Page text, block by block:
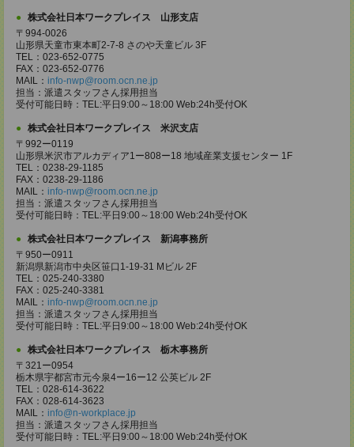
株式会社日本ワークプレイス 山形支店
〒994-0026
山形県天童市東本町2-7-8 さのや天童ビル 3F
TEL：023-652-0775
FAX：023-652-0776
MAIL： info-nwp@room.ocn.ne.jp
担当：派遣スタッフさん採用担当
受付可能日時：TEL:平日9:00～18:00 Web:24h受付OK
株式会社日本ワークプレイス 米沢支店
〒992ー0119
山形県米沢市アルカディア1ー808ー18 地域産業支援センター 1F
TEL：0238-29-1185
FAX：0238-29-1186
MAIL： info-nwp@room.ocn.ne.jp
担当：派遣スタッフさん採用担当
受付可能日時：TEL:平日9:00～18:00 Web:24h受付OK
株式会社日本ワークプレイス 新潟事務所
〒950ー0911
新潟県新潟市中央区笹口1-19-31 Mビル 2F
TEL：025-240-3380
FAX：025-240-3381
MAIL： info-nwp@room.ocn.ne.jp
担当：派遣スタッフさん採用担当
受付可能日時：TEL:平日9:00～18:00 Web:24h受付OK
株式会社日本ワークプレイス 栃木事務所
〒321ー0954
栃木県宇都宮市元今泉4ー16ー12 公英ビル 2F
TEL：028-614-3622
FAX：028-614-3623
MAIL： info@n-workplace.jp
担当：派遣スタッフさん採用担当
受付可能日時：TEL:平日9:00～18:00 Web:24h受付OK